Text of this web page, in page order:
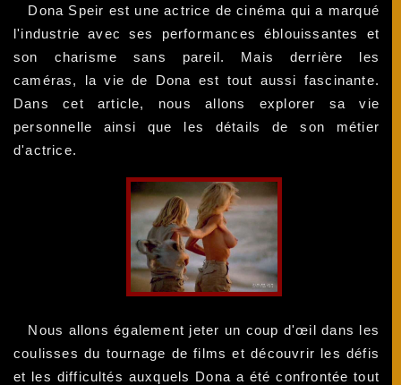
Dona Speir est une actrice de cinéma qui a marqué
l'industrie avec ses performances éblouissantes et
son charisme sans pareil. Mais derrière les
caméras, la vie de Dona est tout aussi fascinante.
Dans cet article, nous allons explorer sa vie
personnelle ainsi que les détails de son métier
d'actrice.
Nous allons également jeter un coup d'œil dans les
coulisses du tournage de films et découvrir les défis
et les difficultés auxquels Dona a été confrontée tout